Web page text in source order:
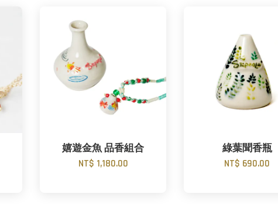
嬉遊金魚 品香組合
NT$ 1,180.00
綠葉聞香瓶
NT$ 690.00